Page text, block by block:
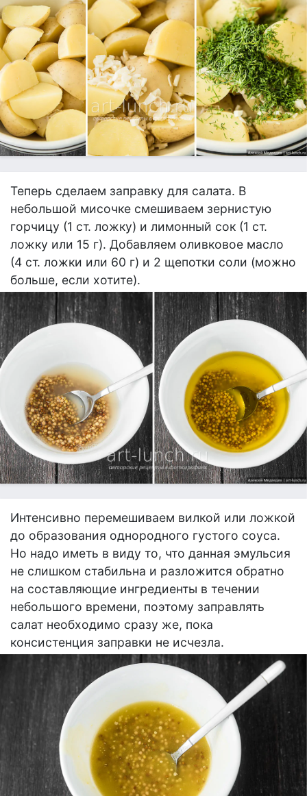
Теперь сделаем заправку для салата. В
небольшой мисочке смешиваем зернистую
горчицу (1 ст. ложку) и лимонный сок (1 ст.
ложку или 15 г). Добавляем оливковое масло
(4 ст. ложки или 60 г) и 2 щепотки соли (можно
больше, если хотите).
Интенсивно перемешиваем вилкой или ложкой
до образования однородного густого соуса.
Но надо иметь в виду то, что данная эмульсия
не слишком стабильна и разложится обратно
на составляющие ингредиенты в течении
небольшого времени, поэтому заправлять
салат необходимо сразу же, пока
консистенция заправки не исчезла.